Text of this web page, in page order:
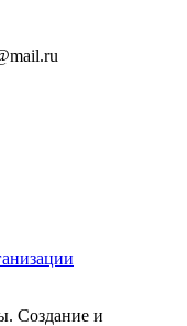
Создание и